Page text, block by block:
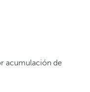
acumulación de